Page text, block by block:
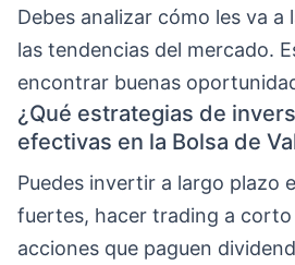
Debes analizar cómo les va a
las tendencias del mercado.
encontrar buenas
¿Qué estrategias de
efectivas en la Bolsa de
Puedes invertir a largo plazo
fuertes, hacer trading a
acciones que paguen